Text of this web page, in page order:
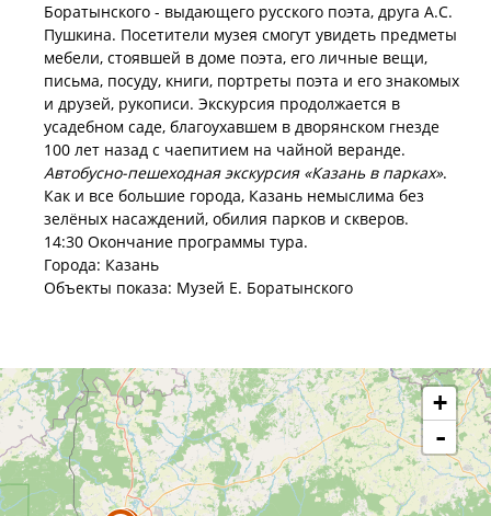
Боратынского - выдающего русского поэта, друга А.С.
Пушкина. Посетители музея смогут увидеть предметы
мебели, стоявшей в доме поэта, его личные вещи,
письма, посуду, книги, портреты поэта и его знакомых
и друзей, рукописи. Экскурсия продолжается в
усадебном саде, благоухавшем в дворянском гнезде
100 лет назад с чаепитием на чайной веранде.
Автобусно-пешеходная экскурсия «Казань в парках».
Как и все большие города, Казань немыслима без
зелёных насаждений, обилия парков и скверов.
14:30 Окончание программы тура.
Города: Казань
Объекты показа: Музей Е. Боратынского
+
-